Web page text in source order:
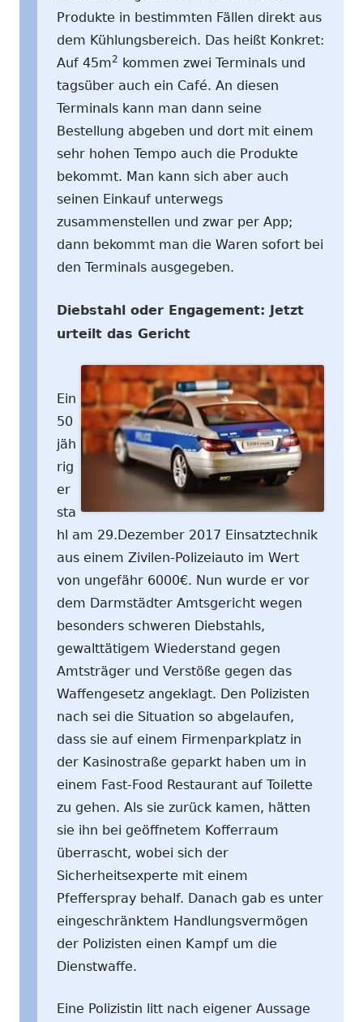
Produkte in bestimmten Fällen direkt aus
dem Kühlungsbereich. Das heißt Konkret:
Auf 45m2 kommen zwei Terminals und
tagsüber auch ein Café. An diesen
Terminals kann man dann seine
Bestellung abgeben und dort mit einem
sehr hohen Tempo auch die Produkte
bekommt. Man kann sich aber auch
seinen Einkauf unterwegs
zusammenstellen und zwar per App;
dann bekommt man die Waren sofort bei
den Terminals ausgegeben.
Diebstahl oder Engagement: Jetzt
urteilt das Gericht
Ein
50
jäh
rig
er
sta
hl am 29.Dezember 2017 Einsatztechnik
aus einem Zivilen-Polizeiauto im Wert
von ungefähr 6000€. Nun wurde er vor
dem Darmstädter Amtsgericht wegen
besonders schweren Diebstahls,
gewalttätigem Wiederstand gegen
Amtsträger und Verstöße gegen das
Waffengesetz angeklagt. Den Polizisten
nach sei die Situation so abgelaufen,
dass sie auf einem Firmenparkplatz in
der Kasinostraße geparkt haben um in
einem Fast-Food Restaurant auf Toilette
zu gehen. Als sie zurück kamen, hätten
sie ihn bei geöffnetem Kofferraum
überrascht, wobei sich der
Sicherheitsexperte mit einem
Pfefferspray behalf. Danach gab es unter
eingeschränktem Handlungsvermögen
der Polizisten einen Kampf um die
Dienstwaffe.
Eine Polizistin litt nach eigener Aussage